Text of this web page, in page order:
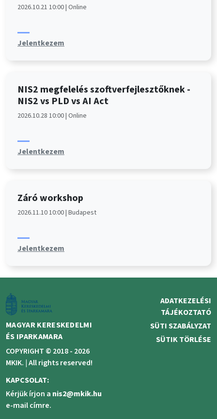
2026.10.21 10:00 | Online
Jelentkezem
NIS2 megfelelés szoftverfejlesztőknek -
NIS2 vs PLD vs AI Act
2026.10.28 10:00 | Online
Jelentkezem
Záró workshop
2026.11.10 10:00 | Budapest
Jelentkezem
MAGYAR KERESKEDELMI
ÉS IPARKAMARA
COPYRIGHT © 2018 - 2026
MKIK. |All rights reserved!
KAPCSOLAT:
Kérjük írjon a nis2@mkik.hu
e-mail címre.
ADATKEZELÉSI
TÁJÉKOZTATÓ
SÜTI SZABÁLYZAT
SÜTIK TÖRLÉSE